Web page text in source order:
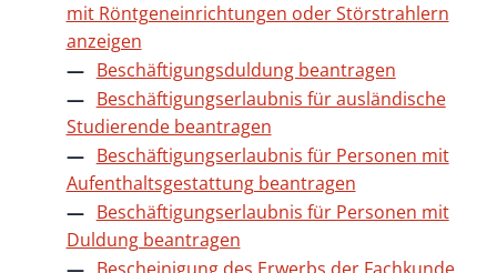
mit Röntgeneinrichtungen oder Störstrahlern
anzeigen
Beschäftigungsduldung beantragen
Beschäftigungserlaubnis für ausländische
Studierende beantragen
Beschäftigungserlaubnis für Personen mit
Aufenthaltsgestattung beantragen
Beschäftigungserlaubnis für Personen mit
Duldung beantragen